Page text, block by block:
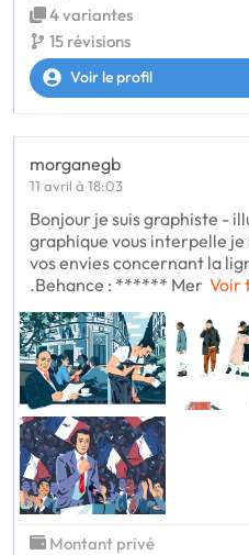
4 variantes
15 révisions
Voir le profil
morganegb
11 avril à 18:03
Bonjour je suis graphiste -
graphique vous interpelle
vos envies concernant la
.Behance : ****** Mer Voir
Montant privé